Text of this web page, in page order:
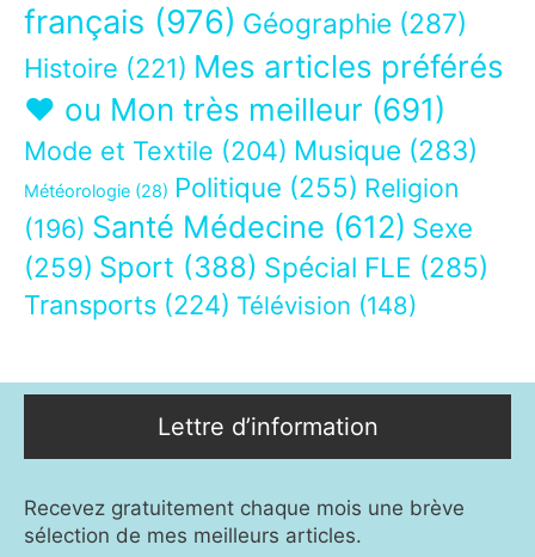
français (976) Géographie (287)
Histoire (221) Mes articles préférés
❤ ou Mon très meilleur (691)
Mode et Textile (204) Musique (283)
Météorologie (28) Politique (255) Religion
(196) Santé Médecine (612) Sexe
(259) Sport (388) Spécial FLE (285)
Transports (224) Télévision (148)
Lettre d’information
Recevez gratuitement chaque mois une brève
sélection de mes meilleurs articles.